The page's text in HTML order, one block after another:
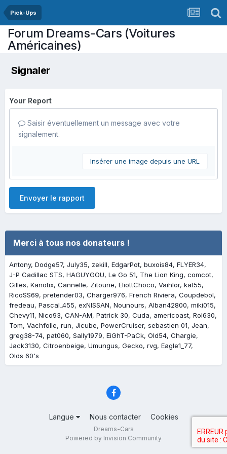
Pick-Ups
Forum Dreams-Cars (Voitures
Américaines)
Signaler
Your Report
Saisir éventuellement un message avec votre
signalement.
Insérer une image depuis une URL
Envoyer le rapport
Merci à tous nos donateurs !
Antony Dodge57 July35 zekill EdgarPot buxois84 FLYER34
J-P Cadillac STS HAGUYGOU Le Go 51 The Lion King comcot
Gilles Kanotix Cannelle Zitoune EliottChoco Vaihlor kat55
RicoSS69 pretender03 Charger976 French Riviera Coupdebol
fredeau Pascal_455 exNISSAN Nounours Alban42800 miki015
Chevy11 Nico93 CAN-AM Patrick 30 Cuda americoast Rol630
Tom Vachfolle run Jicube PowerCruiser sebastien 01 Jean
greg38-74 pat060 Sally1979 EiGhT-PaCk Old54 Chargie
Jack3130 Citroenbeige Umungus Gecko rvg Eagle1_77
Olds 60's
Langue Nous contacter Cookies
Dreams-Cars
Powered by Invision Community